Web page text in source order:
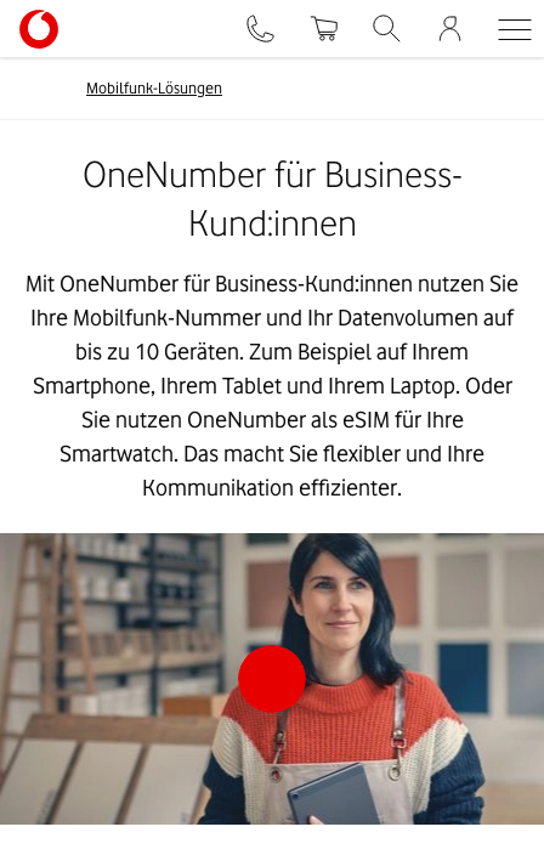
Mobilfunk-Lösungen
OneNumber für Business-
Kund:innen
Mit OneNumber für Business-Kund:innen nutzen Sie
Ihre Mobilfunk-Nummer und Ihr Datenvolumen auf
bis zu 10 Geräten. Zum Beispiel auf Ihrem
Smartphone, Ihrem Tablet und Ihrem Laptop. Oder
Sie nutzen OneNumber als eSIM für Ihre
Smartwatch. Das macht Sie flexibler und Ihre
Kommunikation effizienter.